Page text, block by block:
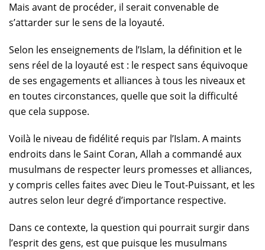
Mais avant de procéder, il serait convenable de
s’attarder sur le sens de la loyauté.
Selon les enseignements de l’Islam, la définition et le
sens réel de la loyauté est : le respect sans équivoque
de ses engagements et alliances à tous les niveaux et
en toutes circonstances, quelle que soit la difficulté
que cela suppose.
Voilà le niveau de fidélité requis par l’Islam. A maints
endroits dans le Saint Coran, Allah a commandé aux
musulmans de respecter leurs promesses et alliances,
y compris celles faites avec Dieu le Tout-Puissant, et les
autres selon leur degré d’importance respective.
Dans ce contexte, la question qui pourrait surgir dans
l’esprit des gens, est que puisque les musulmans